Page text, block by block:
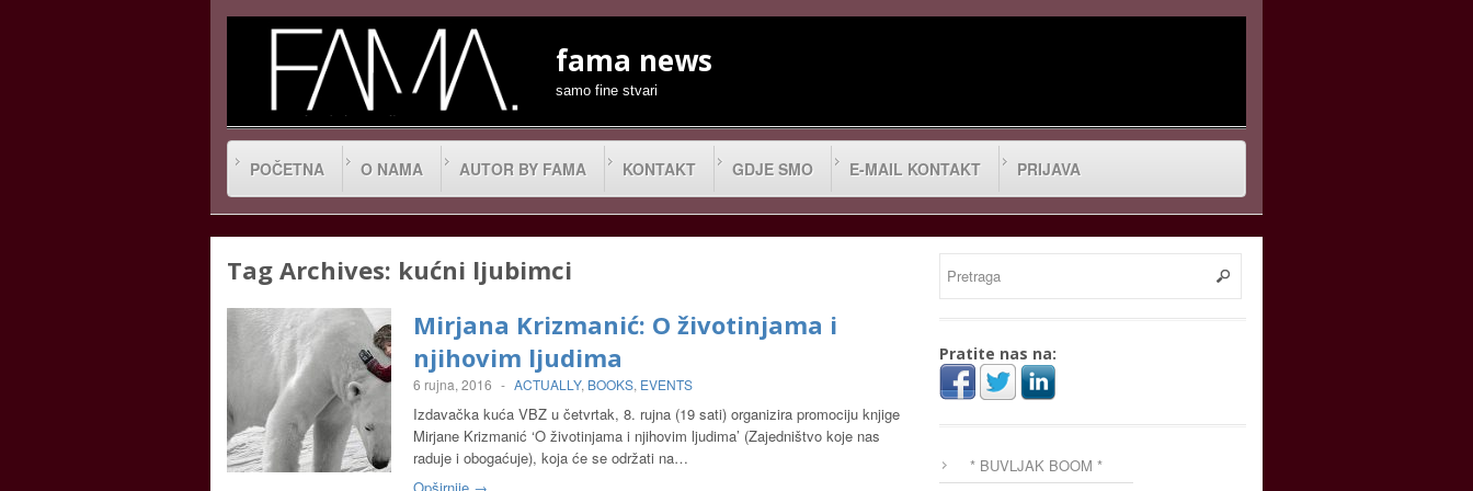
fama news
samo fine stvari
POČETNA O NAMA AUTOR BY FAMA KONTAKT GDJE SMO E-MAIL KONTAKT PRIJAVA
Tag Archives: kućni ljubimci
Mirjana Krizmanić: O životinjama i
njihovim ljudima
6 rujna, 2016 - ACTUALLY, BOOKS, EVENTS
Izdavačka kuća VBZ u četvrtak, 8. rujna (19 sati) organizira promociju knjige
Mirjane Krizmanić ‘O životinjama i njihovim ljudima’ (Zajedništvo koje nas
raduje i obogaćuje), koja će se održati na…
Pratite nas na:
* BUVLJAK BOOM *